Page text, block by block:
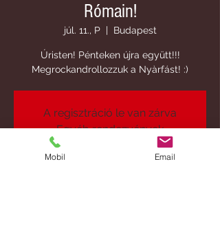
Rómain!
júl. 11., P
  |
Budapest
Úristen! Pénteken újra együtt!!!
Megrockandrollozzuk a Nyàrfást! :)
A regisztráció le van zárva
Egyéb rendezvények
Mobil Email